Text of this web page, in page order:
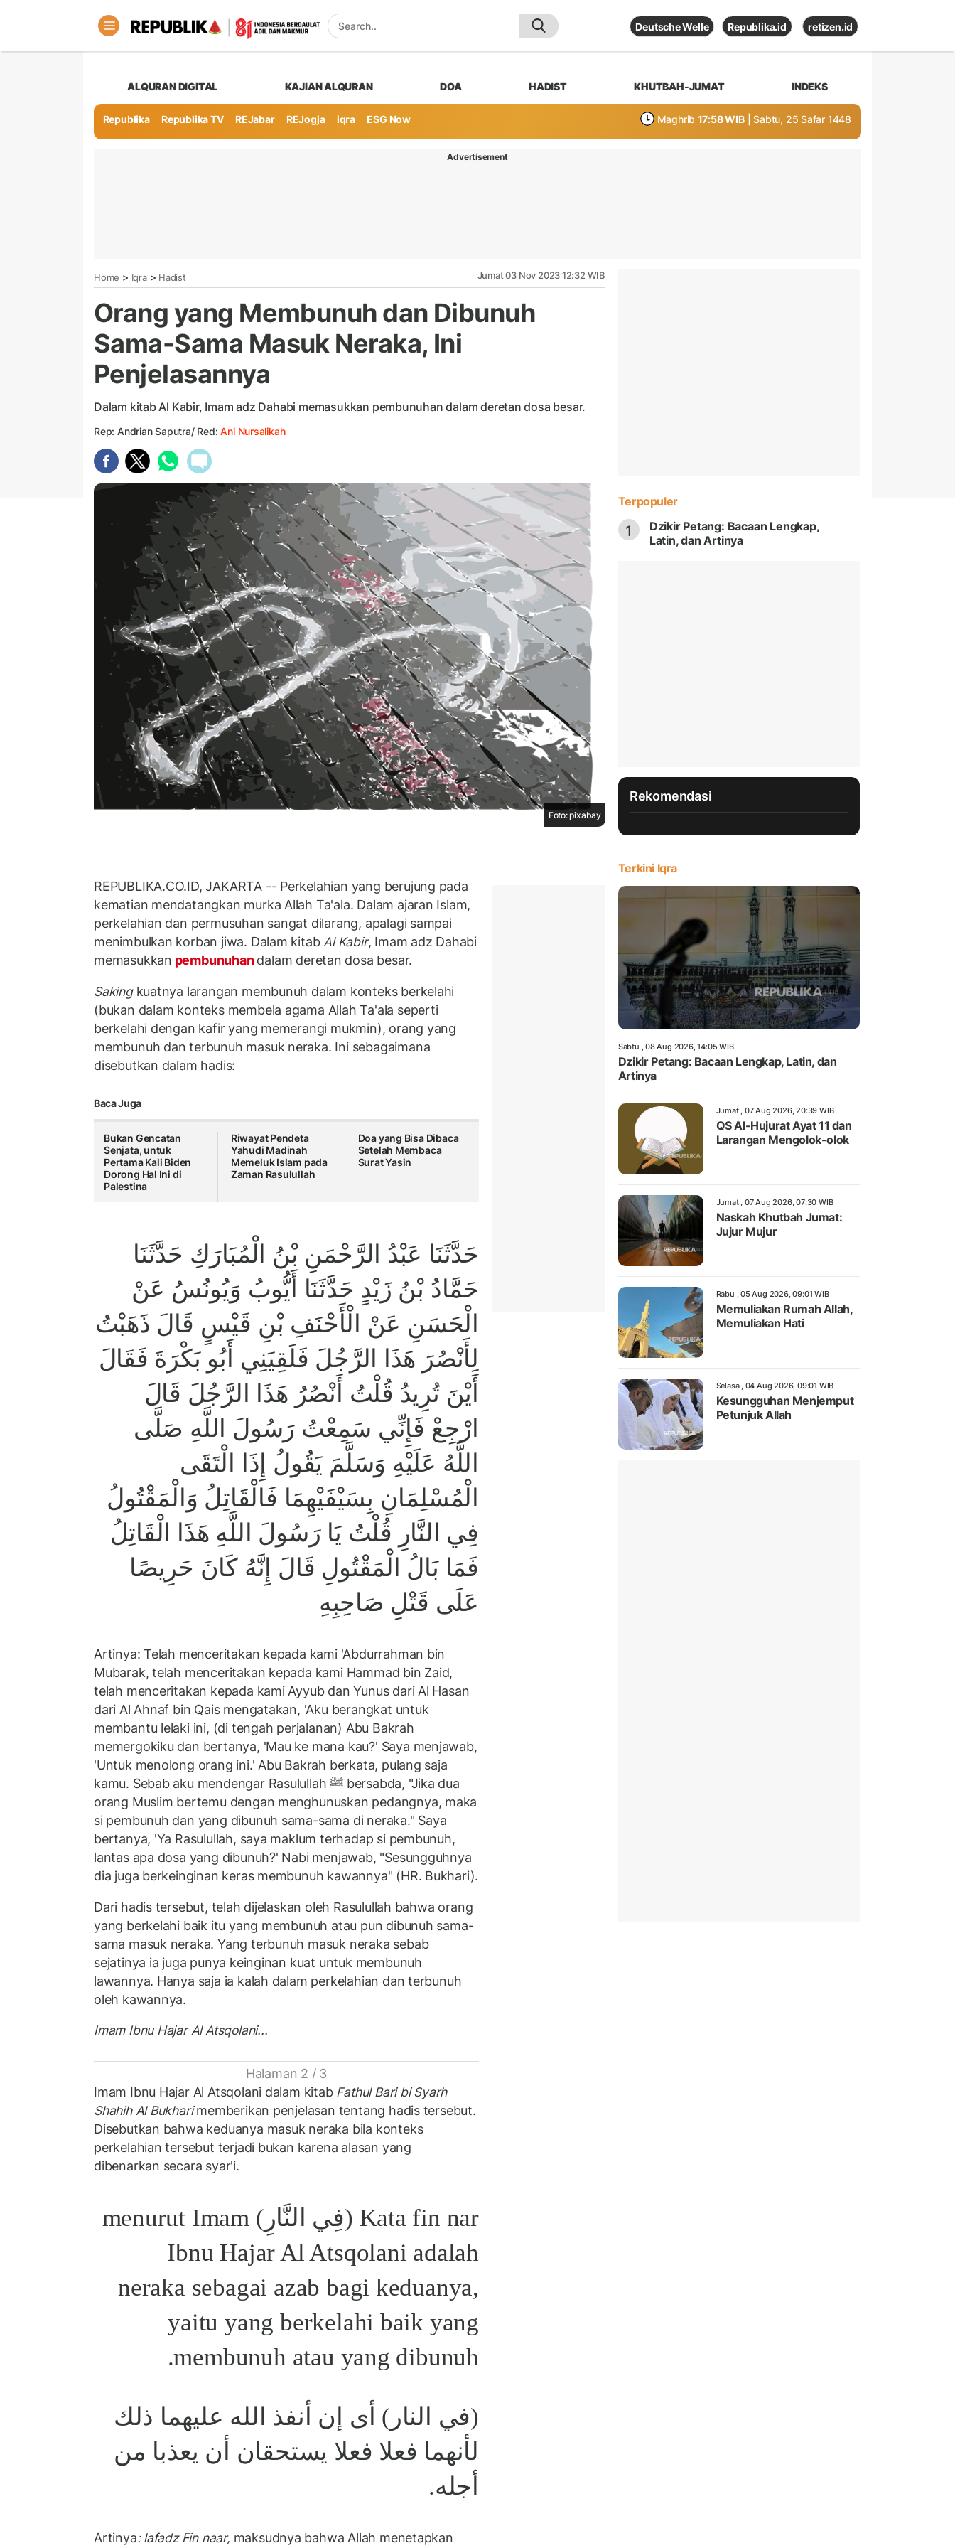
Deutsche Welle Republika.id retizen.id
ALQURAN DIGITAL KAJIAN ALQURAN DOA HADIST KHUTBAH-JUMAT INDEKS
Republika Republika TV REJabar REJogja iqra ESG Now Maghrib 17:58 WIB | Sabtu, 25 Safar 1448
Advertisement
Home > Iqra> Hadist Jumat 03 Nov 2023 12:32 WIB
Orang yang Membunuh dan Dibunuh
Sama-Sama Masuk Neraka, Ini
Penjelasannya
Dalam kitab Al Kabir, Imam adz Dahabi memasukkan pembunuhan dalam deretan dosa besar.
Rep: Andrian Saputra/ Red:Ani Nursalikah
Foto: pixabay
REPUBLIKA.CO.ID, JAKARTA -- Perkelahian yang berujung pada
kematian mendatangkan murka Allah Ta'ala. Dalam ajaran Islam,
perkelahian dan permusuhan sangat dilarang, apalagi sampai
menimbulkan korban jiwa. Dalam kitab Al Kabir, Imam adz Dahabi
memasukkan pembunuhandalam deretan dosa besar.
Sakingkuatnya larangan membunuh dalam konteks berkelahi
(bukan dalam konteks membela agama Allah Ta'ala seperti
berkelahi dengan kafir yang memerangi mukmin), orang yang
membunuh dan terbunuh masuk neraka. Ini sebagaimana
disebutkan dalam hadis:
Baca Juga
Bukan Gencatan
Senjata, untuk
Pertama Kali Biden
Dorong Hal Ini di
Palestina
Riwayat Pendeta
Yahudi Madinah
Memeluk Islam pada
Zaman Rasulullah
Doa yang Bisa Dibaca
Setelah Membaca
Surat Yasin
حَدَّثَنَا عَبْدُ الرَّحْمَنِ بْنُ الْمُبَارَكِ حَدَّثَنَا
حَمَّادُ بْنُ زَيْدٍ حَدَّثَنَا أَيُّوبُ وَيُونُسُ عَنْ
الْحَسَنِ عَنْ الْأَحْنَفِ بْنِ قَيْسٍ قَالَ ذَهَبْتُ
لِأَنْصُرَ هَذَا الرَّجُلَ فَلَقِيَنِي أَبُو بَكْرَةَ فَقَالَ
أَيْنَ تُرِيدُ قُلْتُ أَنْصُرُ هَذَا الرَّجُلَ قَالَ
ارْجِعْ فَإِنِّي سَمِعْتُ رَسُولَ اللَّهِ صَلَّى
اللَّهُ عَلَيْهِ وَسَلَّمَ يَقُولُ إِذَا الْتَقَى
الْمُسْلِمَانِ بِسَيْفَيْهِمَا فَالْقَاتِلُ وَالْمَقْتُولُ
فِي النَّارِ قُلْتُ يَا رَسُولَ اللَّهِ هَذَا الْقَاتِلُ
فَمَا بَالُ الْمَقْتُولِ قَالَ إِنَّهُ كَانَ حَرِيصًا
عَلَى قَتْلِ صَاحِبِهِ
Artinya: Telah menceritakan kepada kami 'Abdurrahman bin
Mubarak, telah menceritakan kepada kami Hammad bin Zaid,
telah menceritakan kepada kami Ayyub dan Yunus dari Al Hasan
dari Al Ahnaf bin Qais mengatakan, 'Aku berangkat untuk
membantu lelaki ini, (di tengah perjalanan) Abu Bakrah
memergokiku dan bertanya, 'Mau ke mana kau?' Saya menjawab,
'Untuk menolong orang ini.' Abu Bakrah berkata, pulang saja
kamu. Sebab aku mendengar Rasulullah ﷺ bersabda, "Jika dua
orang Muslim bertemu dengan menghunuskan pedangnya, maka
si pembunuh dan yang dibunuh sama-sama di neraka." Saya
bertanya, 'Ya Rasulullah, saya maklum terhadap si pembunuh,
lantas apa dosa yang dibunuh?' Nabi menjawab, "Sesungguhnya
dia juga berkeinginan keras membunuh kawannya" (HR. Bukhari).
Dari hadis tersebut, telah dijelaskan oleh Rasulullah bahwa orang
yang berkelahi baik itu yang membunuh atau pun dibunuh sama-
sama masuk neraka. Yang terbunuh masuk neraka sebab
sejatinya ia juga punya keinginan kuat untuk membunuh
lawannya. Hanya saja ia kalah dalam perkelahian dan terbunuh
oleh kawannya.
Imam Ibnu Hajar Al Atsqolani...
Halaman 2 / 3
Imam Ibnu Hajar Al Atsqolani dalam kitab Fathul Bari bi Syarh
Shahih Al Bukharimemberikan penjelasan tentang hadis tersebut.
Disebutkan bahwa keduanya masuk neraka bila konteks
perkelahian tersebut terjadi bukan karena alasan yang
dibenarkan secara syar'i.
Kata fin nar (فِي النَّارِ) menurut Imam
Ibnu Hajar Al Atsqolani adalah
neraka sebagai azab bagi keduanya,
yaitu yang berkelahi baik yang
membunuh atau yang dibunuh.
(في النار) أى إن أنفذ الله عليهما ذلك
لأنهما فعلا فعلا يستحقان أن يعذبا من
أجله.
Artinya: lafadz Fin naar, maksudnya bahwa Allah menetapkan
Terpopuler
1
Dzikir Petang: Bacaan Lengkap,
Latin, dan Artinya
Rekomendasi
Terkini Iqra
Sabtu , 08 Aug 2026, 14:05 WIB
Dzikir Petang: Bacaan Lengkap, Latin, dan
Artinya
Jumat , 07 Aug 2026, 20:39 WIB
QS Al-Hujurat Ayat 11 dan
Larangan Mengolok-olok
Jumat , 07 Aug 2026, 07:30 WIB
Naskah Khutbah Jumat:
Jujur Mujur
Rabu , 05 Aug 2026, 09:01 WIB
Memuliakan Rumah Allah,
Memuliakan Hati
Selasa , 04 Aug 2026, 09:01 WIB
Kesungguhan Menjemput
Petunjuk Allah